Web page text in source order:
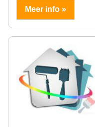
Meer info »